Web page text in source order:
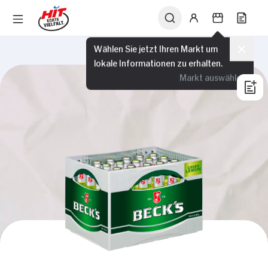
Wählen Sie jetzt Ihren Markt um
lokale Informationen zu erhalten.
Markt auswählen